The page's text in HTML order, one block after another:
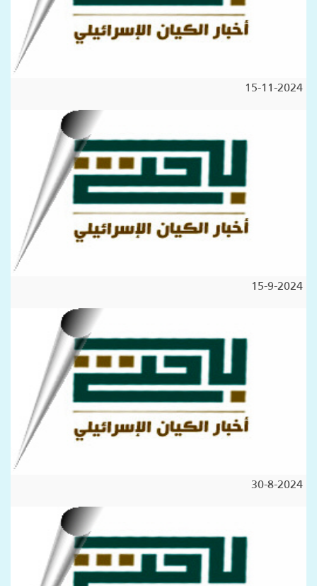
15-11-2024
15-9-2024
30-8-2024